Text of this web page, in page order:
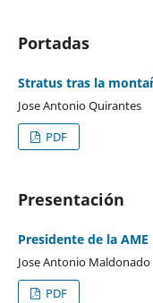
Portadas
Stratus tras la
Jose Antonio Quirantes
PDF
Presentación
Presidente de la AME
Jose Antonio Maldonado
PDF